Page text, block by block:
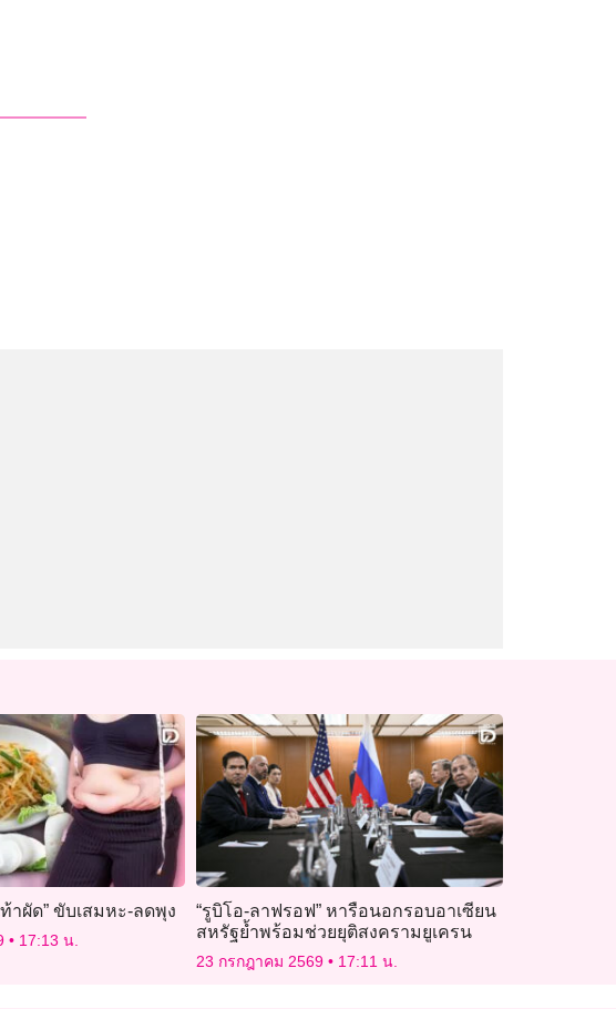
าผัด” ขับเสมหะ-ลดพุง
17:13 น.
“รูบิโอ-ลาฟรอฟ” หารือนอกรอบอาเซียน
สหรัฐย้ำพร้อมช่วยยุติสงครามยูเครน
23 กรกฎาคม 2569 17:11 น.